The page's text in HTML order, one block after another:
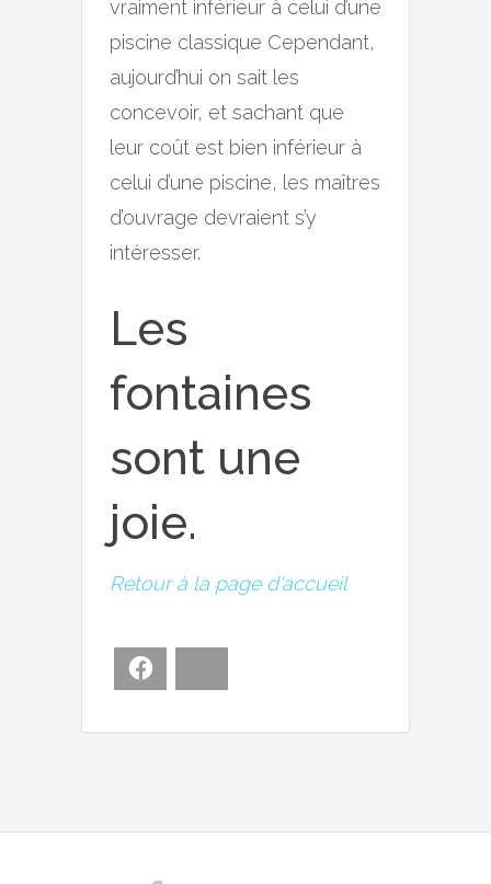
vraiment inférieur à celui d’une
piscine classique Cependant,
aujourd’hui on sait les
concevoir, et sachant que
leur coût est bien inférieur à
celui d’une piscine, les maîtres
d’ouvrage devraient s’y
intéresser.
Les
fontaines
sont une
joie.
Retour à la page d'accueil